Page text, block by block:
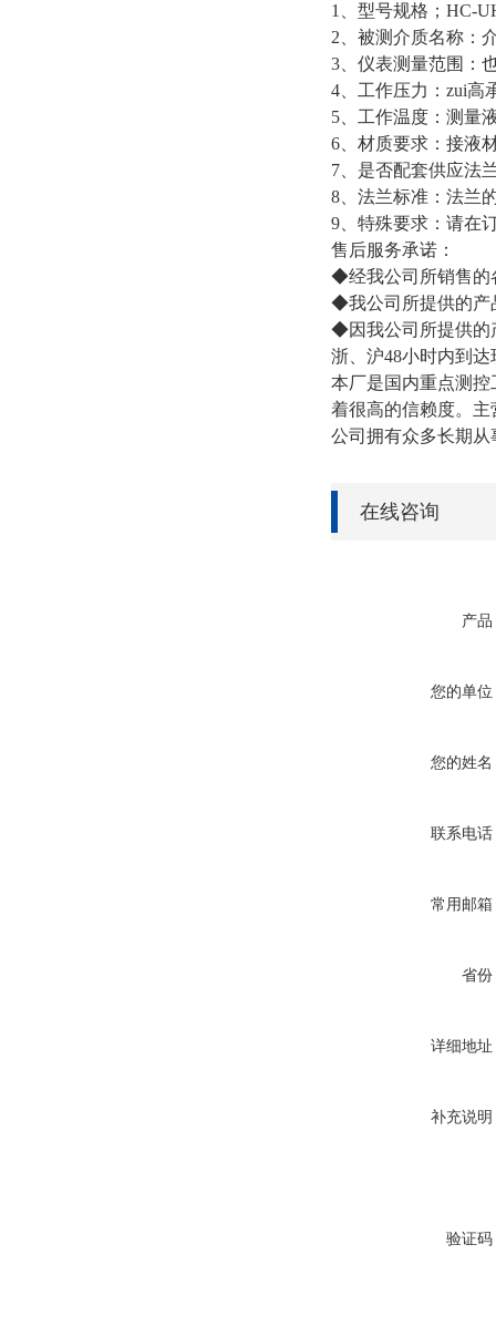
1、型号规格；HC-
2、被测介质名称：
3、仪表测量范围：
4、工作压力：zui高
5、工作温度：测量
6、材质要求：接液
7、是否配套供应法
8、法兰标准：法兰
9、特殊要求：请在
售后服务承诺：
◆经我公司所销售的
◆我公司所提供的产
◆因我公司所提供的
浙、沪48小时内到
本厂是国内重点测
着很高的信赖度。
公司拥有众多长期
在线咨询
产品
您的单位
您的姓名
联系电话
常用邮箱
省份
详细地址
补充说明
验证码